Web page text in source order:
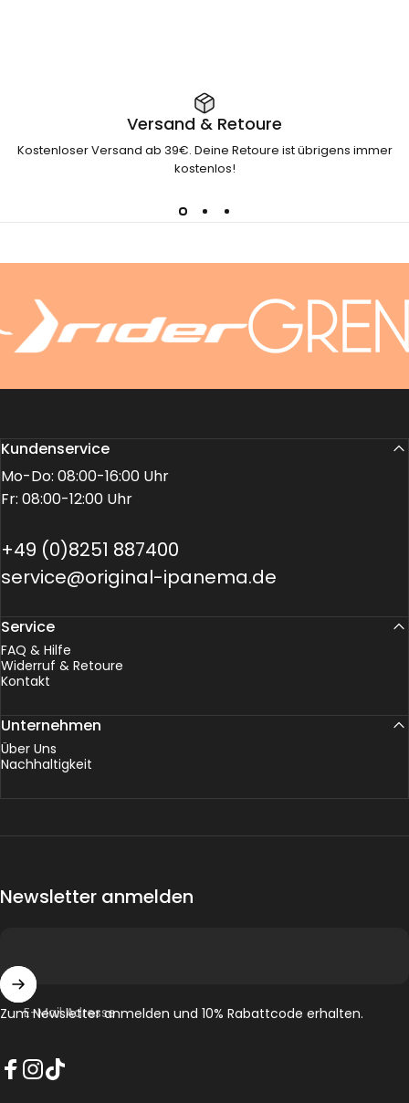
Versand & Retoure
Kostenloser Versand ab 39€. Deine Retoure ist übrigens immer
kostenlos!
Kundenservice
Mo-Do: 08:00-16:00 Uhr
Fr: 08:00-12:00 Uhr
+49 (0)8251 887400
service@original-ipanema.de
Service
FAQ & Hilfe
Widerruf & Retoure
Kontakt
Unternehmen
Über Uns
Nachhaltigkeit
Newsletter anmelden
E-Mail Adresse
Zum Newsletter anmelden und 10% Rabattcode erhalten.